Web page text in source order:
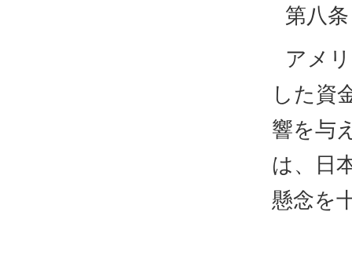
第八条
アメ
した資
響を与
は、日
懸念を